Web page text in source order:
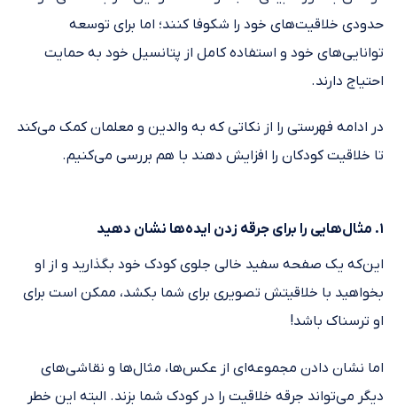
حدودی خلاقیت‌های خود را شکوفا کنند؛ اما برای توسعه
توانایی‌های خود و استفاده کامل از پتانسیل خود به حمایت
احتیاج دارند.
در ادامه فهرستی را از نکاتی که به والدین و معلمان کمک می‌کند
تا خلاقیت کودکان را افزایش دهند با هم بررسی می‌کنیم.
۱. مثال‌هایی را برای جرقه زدن ایده‌ها نشان دهید
این‌که یک صفحه سفید خالی جلوی کودک خود بگذارید و از او
بخواهید با خلاقیتش تصویری برای شما بکشد، ممکن است برای
او ترسناک باشد!
اما نشان دادن مجموعه‌ای از عکس‌ها، مثال‌ها و نقاشی‌های
دیگر می‌تواند جرقه خلاقیت را در کودک شما بزند. البته این خطر